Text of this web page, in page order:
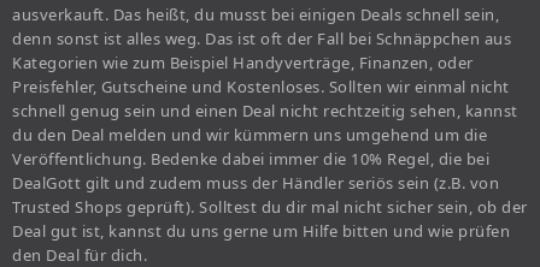
ausverkauft. Das heißt, du musst bei einigen Deals schnell sein,
denn sonst ist alles weg. Das ist oft der Fall bei Schnäppchen aus
Kategorien wie zum Beispiel Handyverträge, Finanzen, oder
Preisfehler, Gutscheine und Kostenloses. Sollten wir einmal nicht
schnell genug sein und einen Deal nicht rechtzeitig sehen, kannst
du den Deal melden und wir kümmern uns umgehend um die
Veröffentlichung. Bedenke dabei immer die 10% Regel, die bei
DealGott gilt und zudem muss der Händler seriös sein (z.B. von
Trusted Shops geprüft). Solltest du dir mal nicht sicher sein, ob der
Deal gut ist, kannst du uns gerne um Hilfe bitten und wie prüfen
den Deal für dich.